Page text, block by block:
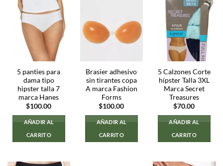
5 panties para
dama tipo
hipster talla 7
marca Hanes
$100.00
AÑADIR AL
CARRITO
Brasier adhesivo
sin tirantes copa
A marca Fashion
Forms
$100.00
AÑADIR AL
CARRITO
5 Calzones Corte
hípster Talla 3XL
Marca Secret
Treasures
$70.00
AÑADIR AL
CARRITO